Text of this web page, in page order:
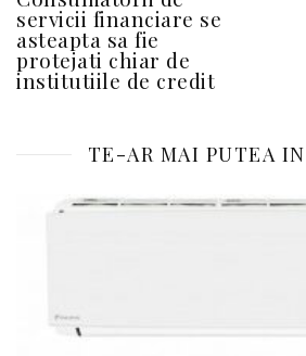
servicii financiare se
asteapta sa fie
protejati chiar de
institutiile de credit
TE-AR MAI PUTEA